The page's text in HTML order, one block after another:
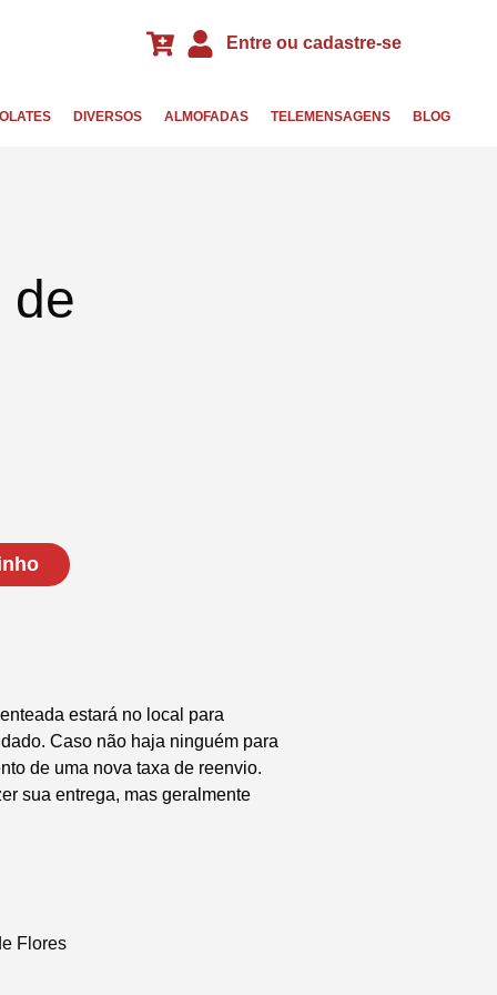
Entre ou cadastre-se
DIVERSOS ALMOFADAS TELEMENSAGENS BLOG
de
estará no local para
Caso não haja ninguém para
de uma nova taxa de reenvio.
sua entrega, mas geralmente
Flores